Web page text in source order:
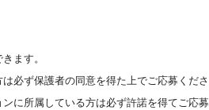
ます。
必ず保護者の同意を得た上でご応募くださ
に所属している方は必ず許諾を得てご応募